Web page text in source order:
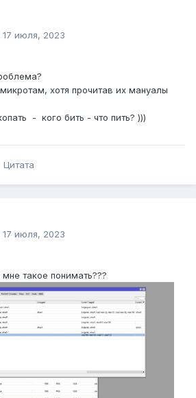
17 июля, 2023
хотя прочитав их мануалы
- кого бить - что пить? )))
Цитата
17 июля, 2023
такое понимать???